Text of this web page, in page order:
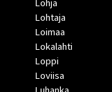
Lohja
Lohtaja
Loimaa
Lokalahti
Loppi
Loviisa